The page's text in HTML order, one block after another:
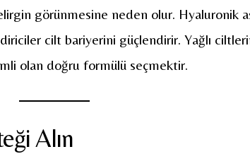
görünmesine neden olur. Hyaluronik
cilt bariyerini güçlendirir. Yağlı
olan doğru formülü seçmektir.
Alın